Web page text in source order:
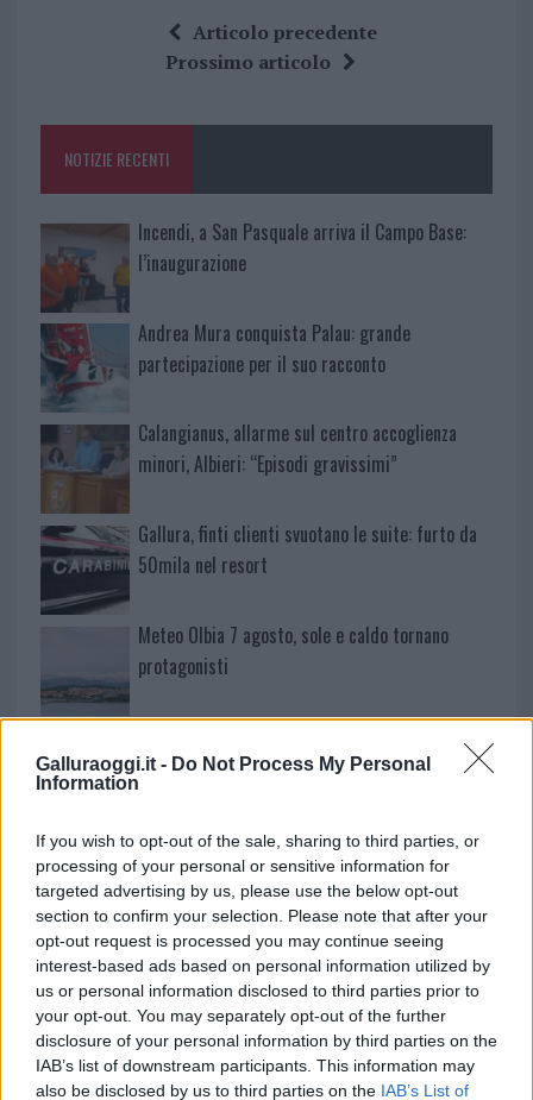
Galluraoggi.it - Do Not Process My Personal
Information
If you wish to opt-out of the sale, sharing to third parties, or
processing of your personal or sensitive information for
targeted advertising by us, please use the below opt-out
section to confirm your selection. Please note that after your
opt-out request is processed you may continue seeing
interest-based ads based on personal information utilized by
us or personal information disclosed to third parties prior to
your opt-out. You may separately opt-out of the further
disclosure of your personal information by third parties on the
IAB’s list of downstream participants. This information may
also be disclosed by us to third parties on the IAB’s List of
o
k
te
re
at
s
p
a
re
Articolo precedente
Prossimo articolo
NOTIZIE RECENTI
Incendi, a San Pasquale arriva il Campo Base:
l’inaugurazione
Andrea Mura conquista Palau: grande
partecipazione per il suo racconto
Calangianus, allarme sul centro accoglienza
minori, Albieri: “Episodi gravissimi”
Gallura, finti clienti svuotano le suite: furto da
50mila nel resort
Meteo Olbia 7 agosto, sole e caldo tornano
protagonisti
fine agosto
Aggius conquista la classifica delle mete più
amate dell’estate 2026